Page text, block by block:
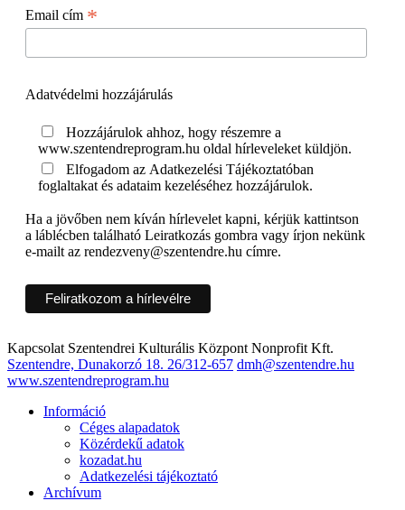
Email cím *
Adatvédelmi hozzájárulás
www.szentendreprogram.hu oldal hírleveleket küldjön.
foglaltakat és adataim kezeléséhez hozzájárulok.
Ha a jövőben nem kíván hírlevelet kapni, kérjük kattintson
a láblécben található Leiratkozás gombra vagy írjon nekünk
e-mailt az rendezveny@szentendre.hu címre.
Kapcsolat Szentendrei Kulturális Központ Nonprofit Kft.
Szentendre, Dunakorzó 18. 26/312-657 dmh@szentendre.hu
www.szentendreprogram.hu
Információ
Céges alapadatok
Közérdekű adatok
kozadat.hu
Adatkezelési tájékoztató
Archívum